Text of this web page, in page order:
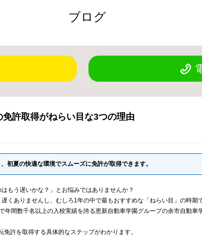
ブログ
許取得がねらい目な3つの理由
初夏の快適な環境でスムーズに免許が取得できます。
もう遅いかな？」とお悩みではありませんか？
くありませんし、むしろ1年の中で最もおすすめな「ねらい目」の時期で
年間数千名以上の入校実績を誇る恵新自動車学園グループの余市自動車
許を取得する具体的なステップがわかります。